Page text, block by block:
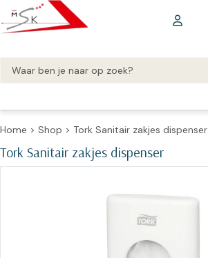
Home > Shop > Tork Sanitair zakjes dispenser
Tork Sanitair zakjes dispenser